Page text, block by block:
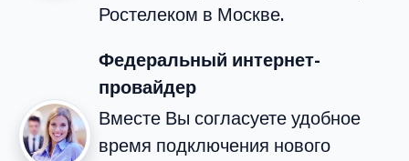
Ростелеком в Москве.
Федеральный интернет-
провайдер
Вместе Вы согласуете удобное
время подключения нового